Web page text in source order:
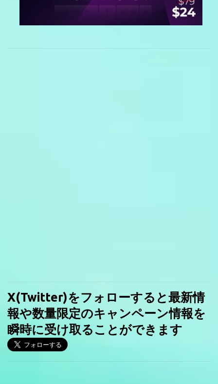
X(Twitter)をフォローすると最新情
報や数量限定のキャンペーン情報を
瞬時に受け取ることができます